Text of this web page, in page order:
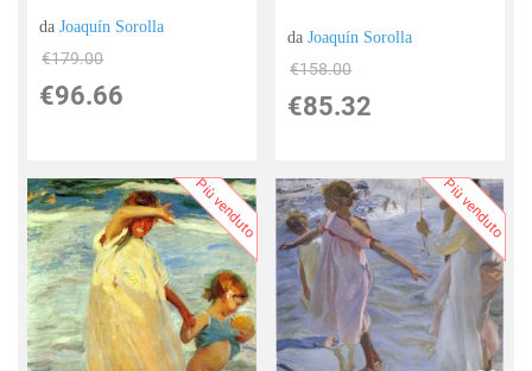
daJoaquín Sorolla
€179.00
€96.66
daJoaquín Sorolla
€158.00
€85.32
Più venduto Più venduto